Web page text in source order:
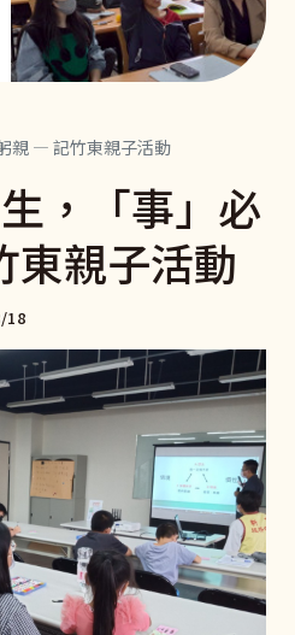
親 — 記竹東親子活動
，「事」必
親子活動
18